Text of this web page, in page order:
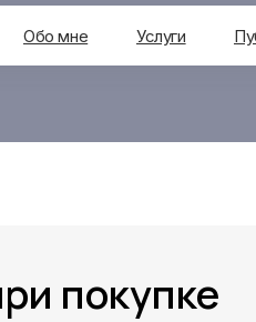
Услуги
Обо мне
покупке